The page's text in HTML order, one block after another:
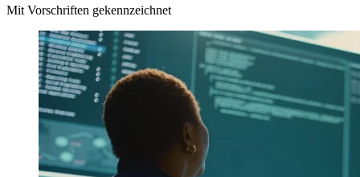
Mit Vorschriften gekennzeichnet